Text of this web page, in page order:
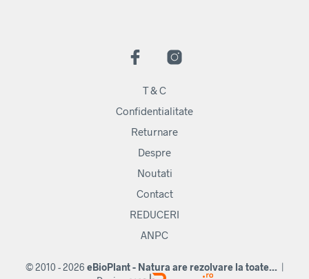
T & C
Confidentialitate
Returnare
Despre
Noutati
Contact
REDUCERI
ANPC
© 2010 - 2026 eBioPlant - Natura are rezolvare la toate... |